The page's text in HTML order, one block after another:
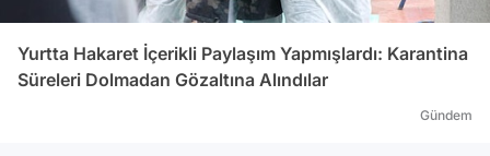
Yurtta Hakaret İçerikli Paylaşım Yapmışlardı: Karantina
Süreleri Dolmadan Gözaltına Alındılar
Gündem